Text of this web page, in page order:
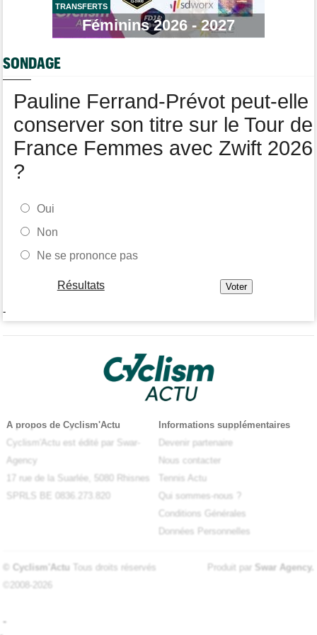
semaine
Cyclism’Actu recrute des rédacteurs… si cela vous intéresse,
Pogacar ?
TRANSFERTS
Féminins 2026 - 2027
SONDAGE
Pauline Ferrand-Prévot peut-elle
conserver son titre sur le Tour de
France Femmes avec Zwift 2026
?
Oui
Non
Ne se prononce pas
Résultats
-
A propos de Cyclism'Actu
Cyclism'Actu est édité par Swar-
Agency
17 rue de la Suarlée, 5080 Rhisnes
SPRLS BE 0836.273.820
Informations supplémentaires
Devenir partenaire
Nous contacter
Tennis Actu
Qui sommes-nous ?
Conditions Générales
Données Personnelles
© Cyclism'Actu Tous droits réservés
©2008-2026
Produit par Swar Agency.
-